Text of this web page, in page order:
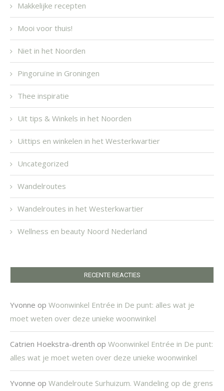
Makkelijke recepten
Mooi voor thuis!
Niet in het Noorden
Pingoruïne in Groningen
Thee inspiratie
Uit tips & Winkels in het Noorden
Uittips en winkelen in het Westerkwartier
Uncategorized
Wandelroutes
Wandelroutes in het Westerkwartier
Wellness en beauty Noord Nederland
RECENTE REACTIES
Yvonne op Woonwinkel Entrée in De punt: alles wat je
moet weten over deze unieke woonwinkel
Catrien Hoekstra-drenth op Woonwinkel Entrée in De punt:
alles wat je moet weten over deze unieke woonwinkel
Yvonne op Wandelroute Surhuizum. Wandeling op de grens